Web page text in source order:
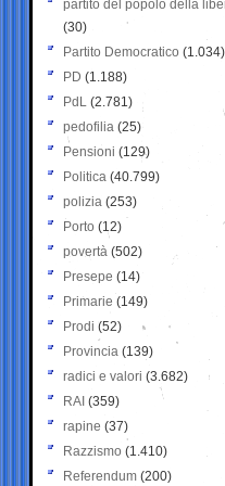
partito del popolo della
(30)
Partito Democratico (1.034)
PD (1.188)
PdL (2.781)
pedofilia (25)
Pensioni (129)
Politica (40.799)
polizia (253)
Porto (12)
povertà (502)
Presepe (14)
Primarie (149)
Prodi (52)
Provincia (139)
radici e valori (3.682)
RAI (359)
rapine (37)
Razzismo (1.410)
Referendum (200)